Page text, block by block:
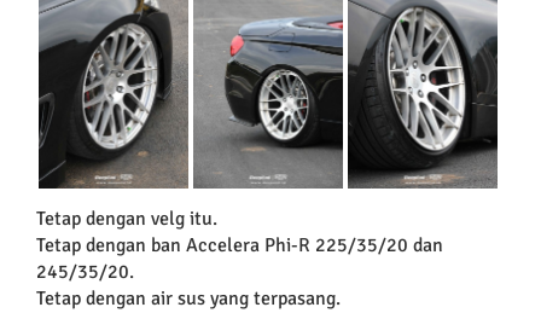
Tetap dengan velg itu.
Tetap dengan ban Accelera Phi-R 225/35/20 dan
245/35/20.
Tetap dengan air sus yang terpasang.